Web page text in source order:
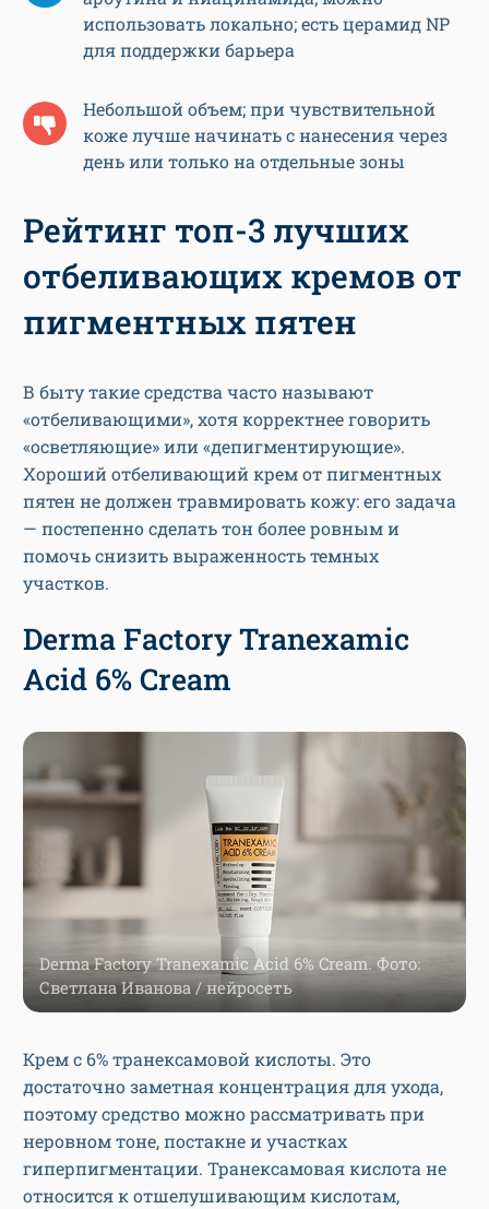
использовать локально; есть церамид NP
для поддержки барьера
Небольшой объем; при чувствительной
коже лучше начинать с нанесения через
день или только на отдельные зоны
Рейтинг топ-3 лучших
отбеливающих кремов от
пигментных пятен
В быту такие средства часто называют
«отбеливающими», хотя корректнее говорить
«осветляющие» или «депигментирующие».
Хороший отбеливающий крем от пигментных
пятен не должен травмировать кожу: его задача
— постепенно сделать тон более ровным и
помочь снизить выраженность темных
участков.
Derma Factory Tranexamic
Acid 6% Cream
Derma Factory Tranexamic Acid 6% Cream. Фото:
Светлана Иванова / нейросеть
Крем с 6% транексамовой кислоты. Это
достаточно заметная концентрация для ухода,
поэтому средство можно рассматривать при
неровном тоне, постакне и участках
гиперпигментации. Транексамовая кислота не
относится к отшелушивающим кислотам,